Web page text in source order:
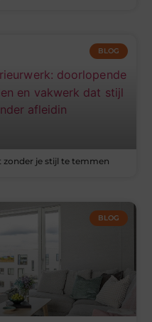
BLOG
je stijl te temmen
BLOG